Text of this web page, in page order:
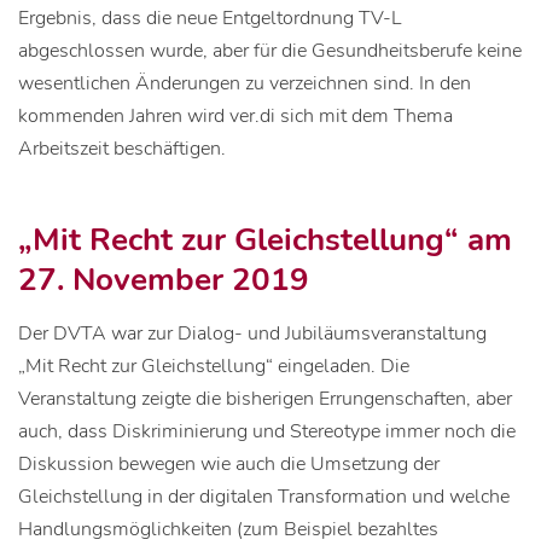
Ergebnis, dass die neue Entgeltordnung TV-L
abgeschlossen wurde, aber für die Gesundheitsberufe keine
wesentlichen Änderungen zu verzeichnen sind. In den
kommenden Jahren wird ver.di sich mit dem Thema
Arbeitszeit beschäftigen.
„Mit Recht zur Gleichstellung“ am
27. November 2019
Der DVTA war zur Dialog- und Jubiläumsveranstaltung
„Mit Recht zur Gleichstellung“ eingeladen. Die
Veranstaltung zeigte die bisherigen Errungenschaften, aber
auch, dass Diskriminierung und Stereotype immer noch die
Diskussion bewegen wie auch die Umsetzung der
Gleichstellung in der digitalen Transformation und welche
Handlungsmöglichkeiten (zum Beispiel bezahltes